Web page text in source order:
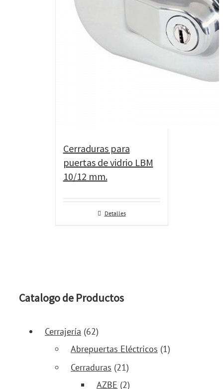
Cerraduras para
puertas de vidrio LBM
10/12 mm.
Detalles
Catalogo de Productos
Cerrajería (62)
Abrepuertas Eléctricos (1)
Cerraduras (21)
AZBE (2)